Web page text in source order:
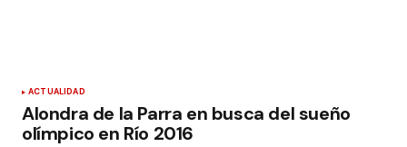
ACTUALIDAD
Alondra de la Parra en busca del sueño
olímpico en Río 2016